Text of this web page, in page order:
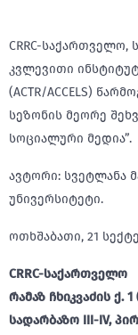
CRRC-საქართველო,
კვლევითი
(ACTR/ACCELS)
სეზონის მეორე
სოციალური მედია”.
ავტორი: სვეტლანა
უნივერსიტეტი.
ოთხშაბათი, 21
CRRC-საქართველო
რამაზ ჩხიკვაძის ქ.
სადარბაზო III-IV,